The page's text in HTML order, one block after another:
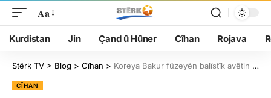
Aa
Kurdistan Jin Çand û Hûner Cîhan Rojava
Stêrk TV > Blog > Cîhan > Koreya Bakur fûzeyên balîstîk avêtin Deryaya Japonyayê
CÎHAN